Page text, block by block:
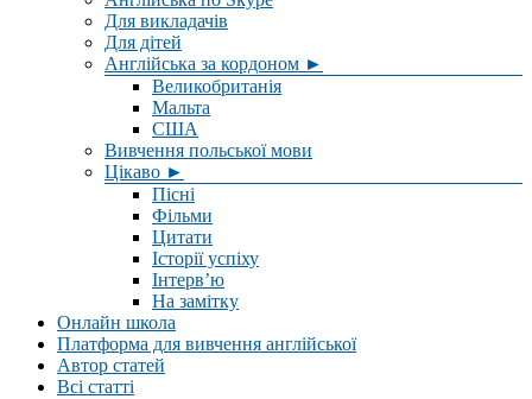
Для викладачів
Для дітей
Англійська за кордоном ►
Великобританія
Мальта
США
Вивчення польської мови
Цікаво ►
Пісні
Фільми
Цитати
Історії успіху
Інтерв’ю
На замітку
Онлайн школа
Платформа для вивчення англійської
Автор статей
Всі статті